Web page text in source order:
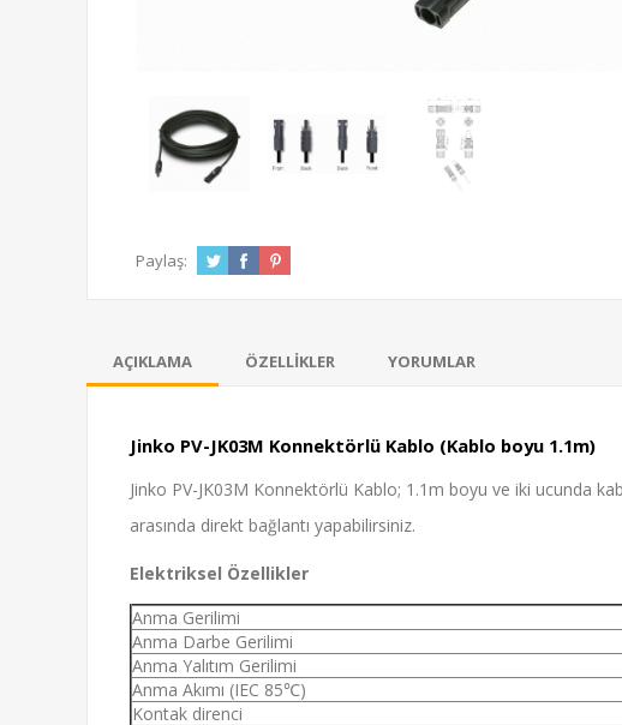
Paylaş:
AÇIKLAMA ÖZELLIKLER YORUMLAR
Jinko PV-JK03M Konnektörlü Kablo (Kablo boyu 1.1m)
Jinko PV-JK03M Konnektörlü Kablo; 1.1m boyu ve iki ucunda
arasında direkt bağlantı yapabilirsiniz.
Elektriksel Özellikler
Anma Gerilimi
Anma Darbe Gerilimi
Anma Yalıtım Gerilimi
Anma Akımı (IEC 85℃)
Kontak direnci